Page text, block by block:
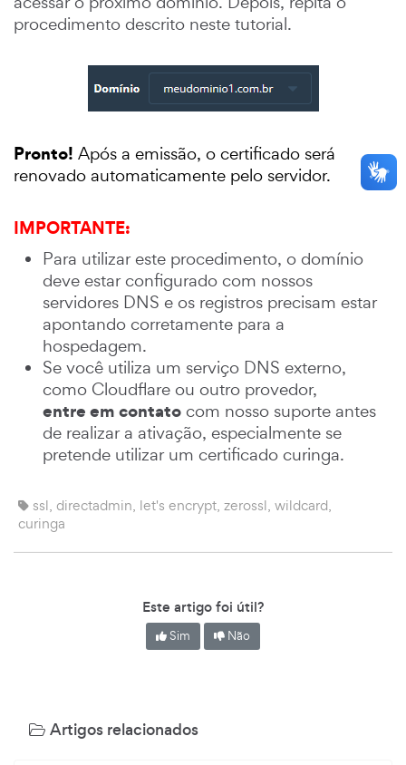
procedimento descrito neste tutorial.
Pronto! Após a emissão, o certificado será
renovado automaticamente pelo servidor.
IMPORTANTE:
Para utilizar este procedimento, o domínio
deve estar configurado com nossos
servidores DNS e os registros precisam estar
apontando corretamente para a
hospedagem.
Se você utiliza um serviço DNS externo,
como Cloudflare ou outro provedor,
entre em contato com nosso suporte antes
de realizar a ativação, especialmente se
pretende utilizar um certificado curinga.
ssl, directadmin, let's encrypt, zerossl, wildcard,
curinga
Este artigo foi útil?
Sim Não
Artigos relacionados